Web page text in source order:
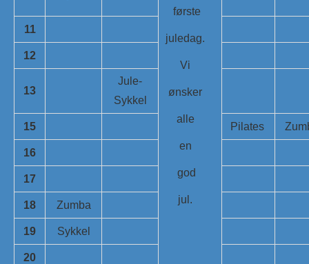
første
juledag.
Vi
ønsker
alle
en
god
jul.
11
12
13
Jule-
Sykkel
15 Pilates
16
17
18 Zumba
19 Sykkel
20